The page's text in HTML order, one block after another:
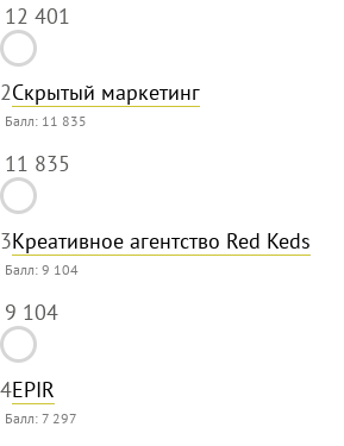
12 401
2Скрытый маркетинг
Балл: 11 835
11 835
3Креативное агентство Red Keds
Балл:9 104
9 104
4EPIR
Балл:7 297